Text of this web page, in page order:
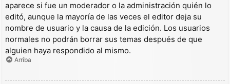
aparece si fue un moderador o la administración quién lo
editó, aunque la mayoría de las veces el editor deja su
nombre de usuario y la causa de la edición. Los usuarios
normales no podrán borrar sus temas después de que
alguien haya respondido al mismo.
Arriba